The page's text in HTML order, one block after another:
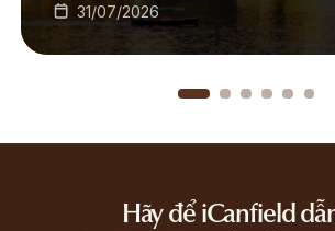
31/07/2026
Hãy để iCanfield